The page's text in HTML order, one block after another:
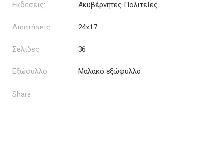
Εκδόσεις: Ακυβέρνητες Πολιτείες
Διαστάσεις: 24x17
Σελίδες: 36
Εξώφυλλο: Μαλακό εξώφυλλο
Share